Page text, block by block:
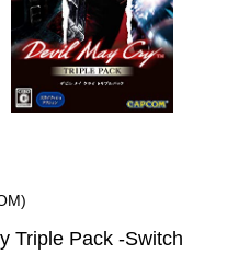
Triple Pack -Switch